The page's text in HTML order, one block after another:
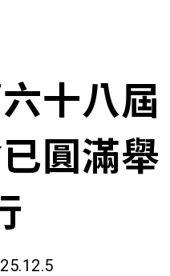
十八屆
圓滿舉